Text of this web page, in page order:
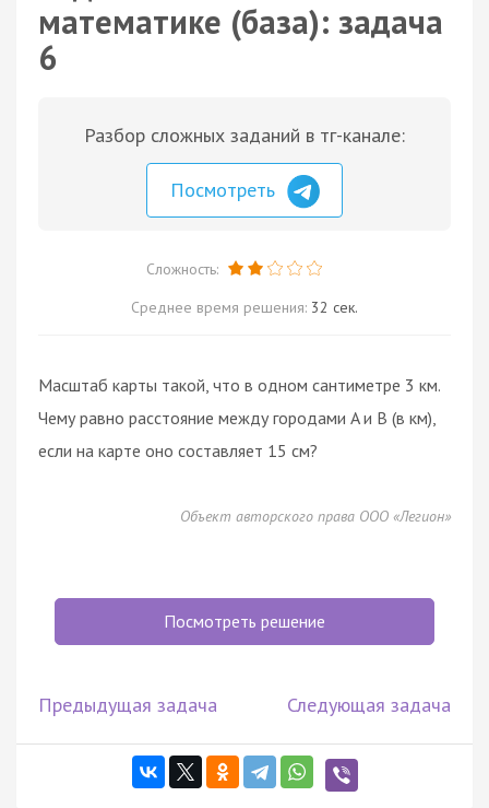
математике (база): задача
6
Разбор сложных заданий в тг-канале:
Посмотреть
Сложность:
Среднее время решения: 32 сек.
Масштаб карты такой, что в одном сантиметре 3 км.
Чему равно расстояние между городами A и B (в км),
если на карте оно составляет 15 см?
Объект авторского права ООО «Легион»
Посмотреть решение
Предыдущая задача Следующая задача